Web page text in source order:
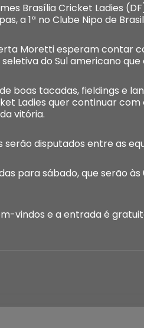
Brasília Cricket Ladies
a 1ª no Clube Nipo de
Moretti esperam contar
do Sul americano
boas tacadas, fieldings e
Ladies quer continuar
vitória.
disputados entre as
para sábado, que serão às
vindos e a entrada é